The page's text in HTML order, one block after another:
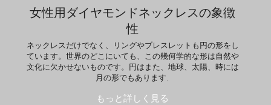
女性用ダイヤモンドネックレスの象徴
性
ネックレスだけでなく、リングやブレスレットも円の形をし
ています。世界のどこにいても、この幾何学的な形は自然や
文化に欠かせないものです。円はまた、地球、太陽、時には
月の形でもあります.
もっと詳しく見る